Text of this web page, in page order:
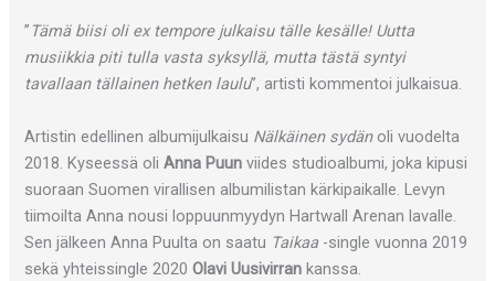
” Tämä biisi oli ex tempore julkaisu tälle kesälle! Uutta
musiikkia piti tulla vasta syksyllä, mutta tästä syntyi
tavallaan tällainen hetken laulu”, artisti kommentoi julkaisua.
Artistin edellinen albumijulkaisu Nälkäinen sydänoli vuodelta
2018. Kyseessä oliAnna Puun viides studioalbumi, joka kipusi
suoraan Suomen virallisen albumilistan kärkipaikalle. Levyn
tiimoilta Anna nousi loppuunmyydyn Hartwall Arenan lavalle.
Sen jälkeen Anna Puulta on saatu Taikaa -single vuonna 2019
sekä yhteissingle 2020Olavi Uusivirran kanssa.